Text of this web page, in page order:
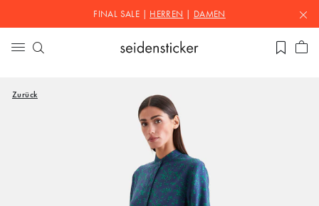
FINAL SALE | HERREN DAMEN
Zurück